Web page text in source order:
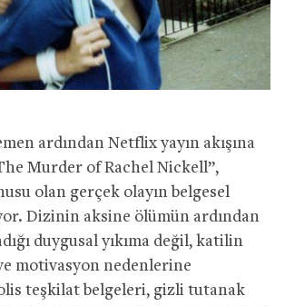
ardından Netflix yayın akışına
Murder of Rachel Nickell”,
olan gerçek olayın belgesel
Dizinin aksine ölümün ardından
duygusal yıkıma değil, katilin
motivasyon nedenlerine
teşkilat belgeleri, gizli tutanak